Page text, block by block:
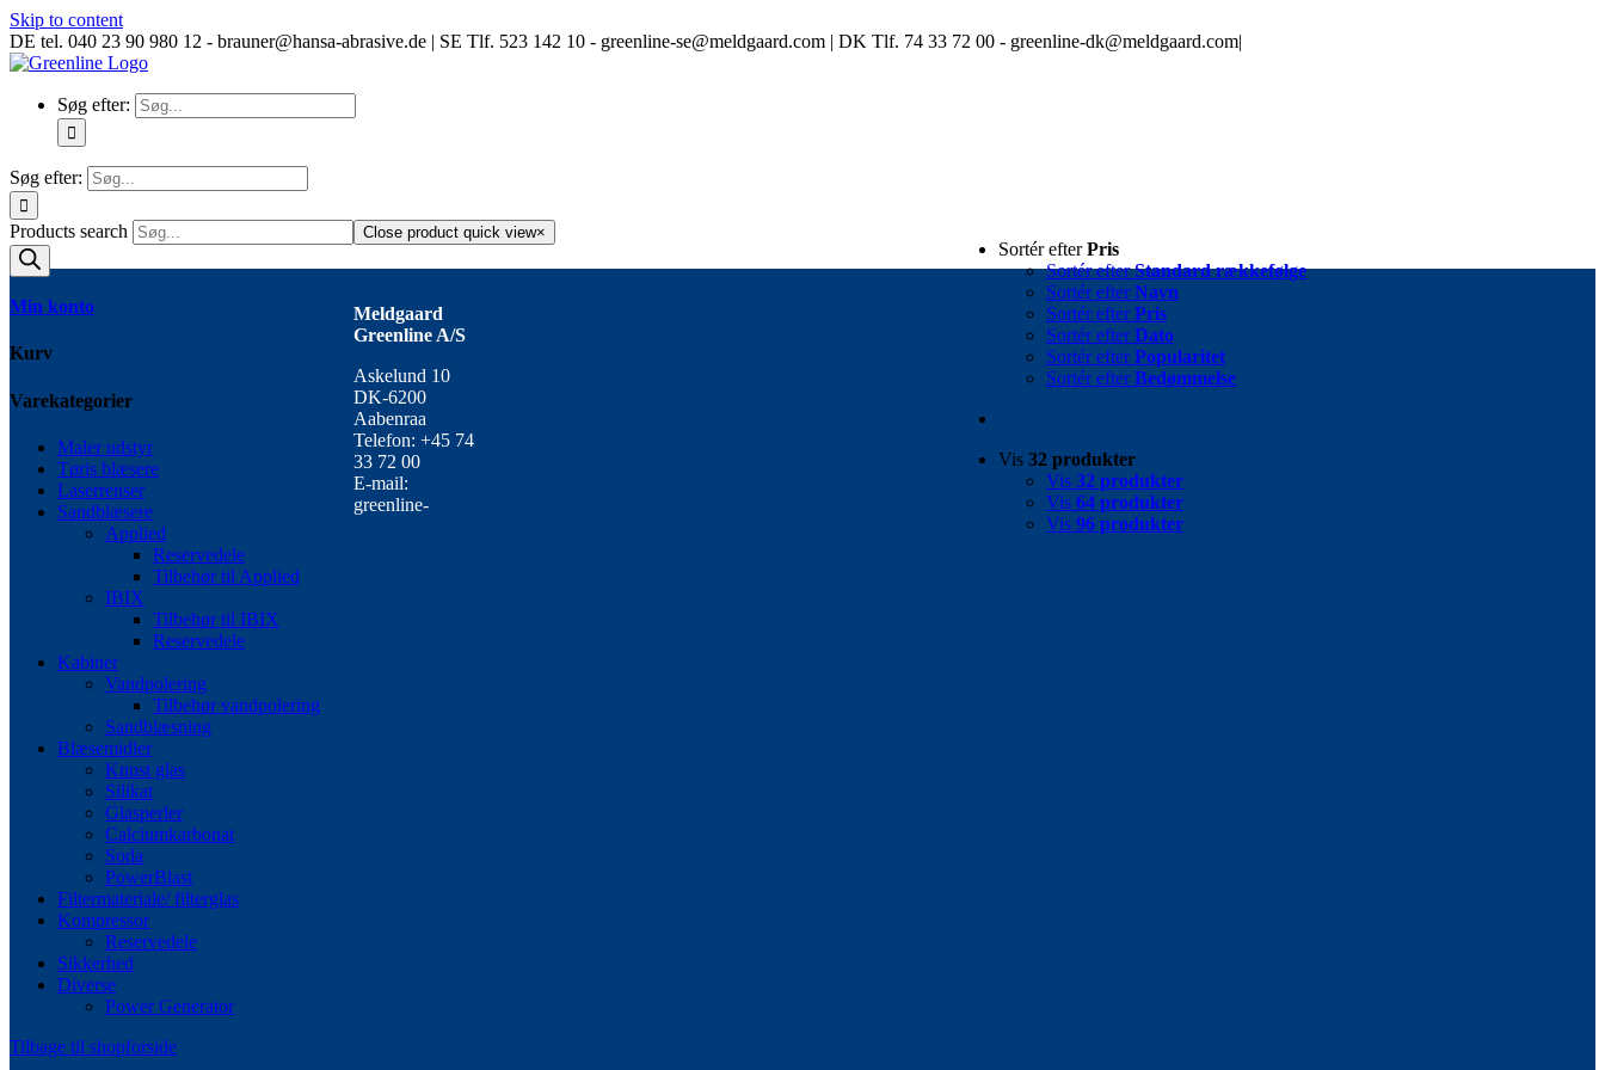
Skip to content
DE tel. 040 23 90 980 12 - brauner@hansa-abrasive.de | SE Tlf. 523 142 10 - greenline-se@meldgaard.com | DK Tlf. 74 33 72 00 - greenline-dk@meldgaard.com|
Søg efter:
Søg efter:
Sortér efterPris
Sortér efterStandard rækkefølge
Sortér efter Navn
Sortér efter Pris
Sortér efter Dato
Sortér efter Popularitet
Sortér efter Bedømmelse
Vis 32 produkter
Vis 32 produkter
Vis 64 produkter
Vis 96 produkter
Products search
Min konto
Kurv
Varekategorier
Maler udstyr
Tøris blæsere
Laserrenser
Sandblæsere
Applied
Reservedele
Tilbehør til Applied
IBIX
Tilbehør til IBIX
Reservedele
Kabiner
Vandpolering
Tilbehør vandpolering
Sandblæsning
Blæsemidler
Knust glas
Silikat
Glasperler
Calciumkarbonat
Soda
PowerBlast
Filtermateriale/ filterglas
Kompressor
Reservedele
Sikkerhed
Diverse
Power Generator
Tilbage til shopforside
Close product quick view×
Meldgaard
Greenline A/S
Askelund 10
DK-6200
Aabenraa
Telefon: +45 74
33 72 00
E-mail:
greenline-